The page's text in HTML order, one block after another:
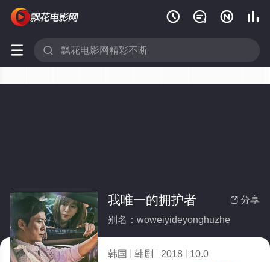
   
 
 分享
我唯一的拥护者
别名：woweiyideyonghuzhe
韩国 韩剧 2018
10.0